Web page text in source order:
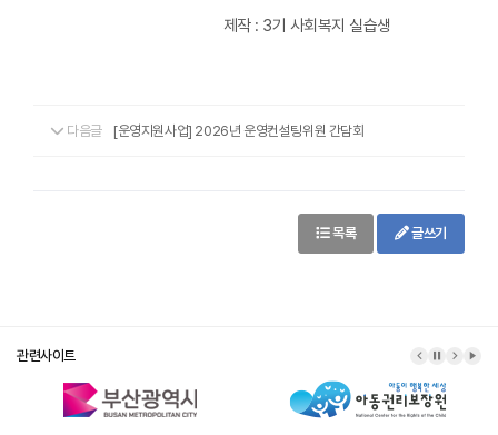
제작 : 3기 사회복지 실습생
다음글 [운영지원사업] 2026년 운영컨설팅위원 간담회
목록 글쓰기
관련사이트